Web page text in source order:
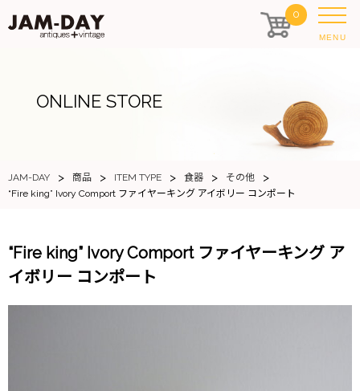
0
MENU
ONLINE STORE
JAM-DAY > 商品 > ITEM TYPE > 食器 > その他 >
“Fire king” Ivory Comport ファイヤーキング アイボリー コンポート
“Fire king” Ivory Comport ファイヤーキング ア
イボリー コンポート